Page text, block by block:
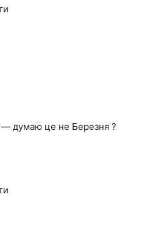
— думаю це не Березня ?